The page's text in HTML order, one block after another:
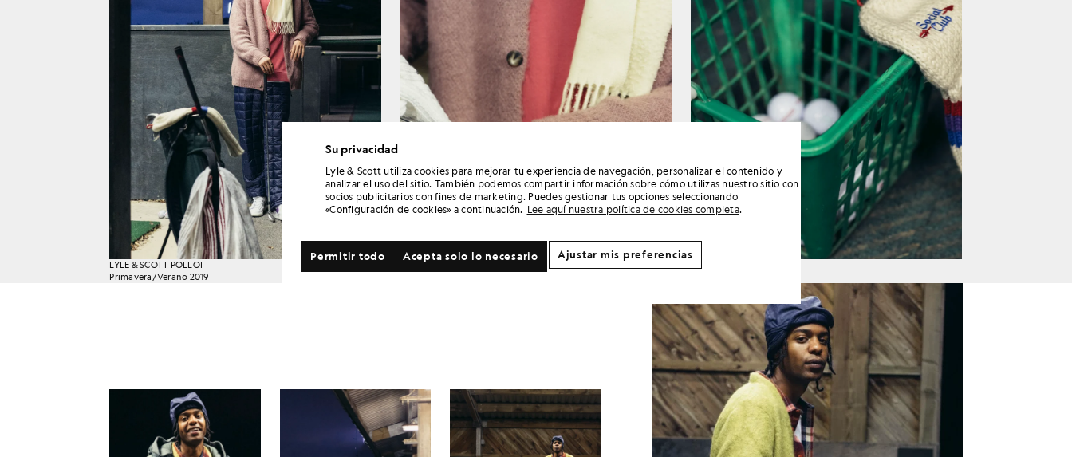
LYLE & SCOTT POLLOI
Primavera/Verano 2019
Su privacidad
Lyle & Scott utiliza cookies para mejorar tu experiencia de navegación, personalizar el contenido y
analizar el uso del sitio. También podemos compartir información sobre cómo utilizas nuestro sitio con
socios publicitarios con fines de marketing. Puedes gestionar tus opciones seleccionando
«Configuración de cookies» a continuación. Lee aquí nuestra política de cookies completa.
Acepta solo lo necesario
Permitir todo Ajustar mis preferencias